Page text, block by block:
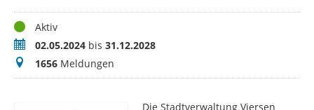
StatusAktiv
Zeitraum02.05.2024 bis 31.12.2028
Meldungen
1656 Meldungen
Die Stadtverwaltung Viersen